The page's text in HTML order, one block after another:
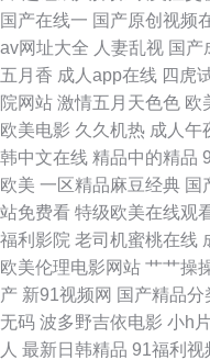
热 欧美成人在线 91抖阴吃瓜
激情五月天肏屄 亚洲AV超碰
美va网站 91豆花网站在线视
成人免费视 少妇主播激情在线
视频 黄污网站 午夜黄色小电
福利研究所网址导航 微拍福
国产在线一 国产原创视频
av网址大全 人妻乱视 国产
五月香 成人app在线 四虎
院网站 激情五月天色色 欧
欧美电影 久久机热 成人午
韩中文在线 精品中的精品
欧美 一区精品麻豆经典 国
站免费看 特级欧美在线观
福利影院 老司机蜜桃在线
欧美伦理电影网站 艹艹操
产 新91视频网 国产精品分
无码 波多野吉依电影 小h
人 最新日韩精品 91福利视